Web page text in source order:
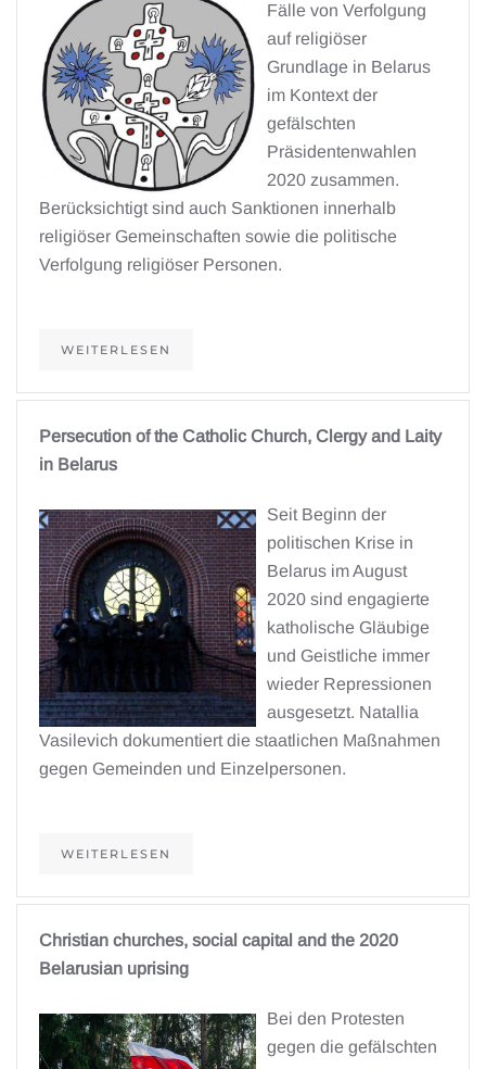
Fälle von Verfolgung
auf religiöser
Grundlage in Belarus
im Kontext der
gefälschten
Präsidentenwahlen
2020 zusammen.
Berücksichtigt sind auch Sanktionen innerhalb
religiöser Gemeinschaften sowie die politische
Verfolgung religiöser Personen.
WEITERLESEN
Persecution of the Catholic Church, Clergy and Laity
in Belarus
Seit Beginn der
politischen Krise in
Belarus im August
2020 sind engagierte
katholische Gläubige
und Geistliche immer
wieder Repressionen
ausgesetzt. Natallia
Vasilevich dokumentiert die staatlichen Maßnahmen
gegen Gemeinden und Einzelpersonen.
WEITERLESEN
Christian churches, social capital and the 2020
Belarusian uprising
Bei den Protesten
gegen die gefälschten